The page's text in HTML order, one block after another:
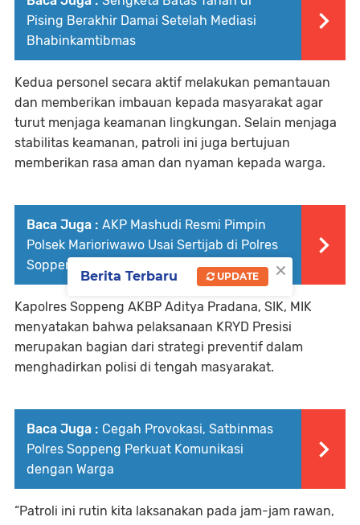
Pising Berakhir Damai Setelah Mediasi
Bhabinkamtibmas
Kedua personel secara aktif melakukan pemantauan
dan memberikan imbauan kepada masyarakat agar
turut menjaga keamanan lingkungan. Selain menjaga
stabilitas keamanan, patroli ini juga bertujuan
memberikan rasa aman dan nyaman kepada warga.
Baca Juga : AKP Mashudi Resmi Pimpin
Polsek Marioriwawo Usai Sertijab di Polres
Soppeng
Kapolres Soppeng AKBP Aditya Pradana, SIK, MIK
menyatakan bahwa pelaksanaan KRYD Presisi
merupakan bagian dari strategi preventif dalam
menghadirkan polisi di tengah masyarakat.
Baca Juga : Cegah Provokasi, Satbinmas
Polres Soppeng Perkuat Komunikasi
dengan Warga
“Patroli ini rutin kita laksanakan pada jam-jam rawan,
×
Berita Terbaru UPDATE